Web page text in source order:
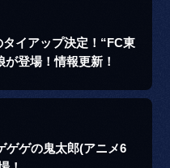
イアップ決定！“FC東
登場！情報更新！
ゲゲの鬼太郎(アニメ6